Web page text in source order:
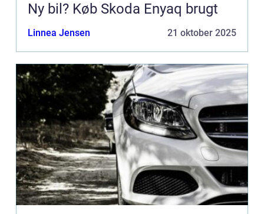
Ny bil? Køb Skoda Enyaq brugt
Linnea Jensen 21 oktober 2025